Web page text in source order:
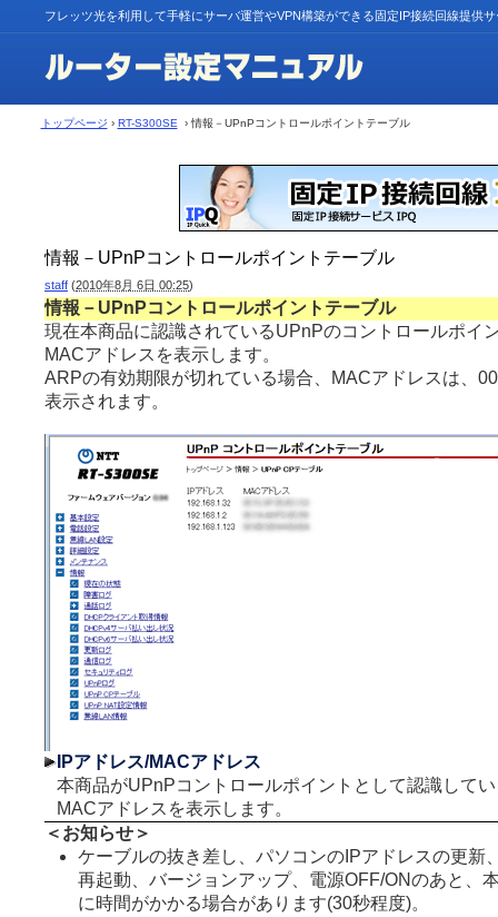
フレッツ光を利用して手軽にサーバ運営やVPN構築ができる固定IP接続回線提供
トップページ › RT-S300SE › 情報－UPnPコントロールポイントテーブル
情報－UPnPコントロールポイントテーブル
staff (2010年8月 6日 00:25)
情報－UPnPコントロールポイントテーブル
現在本商品に認識されているUPnPのコントロールポイ
MACアドレスを表示します。
ARPの有効期限が切れている場合、MACアドレスは、
表示されます。
IPアドレス/MACアドレス
本商品がUPnPコントロールポイントとして認識して
MACアドレスを表示します。
＜お知らせ＞
ケーブルの抜き差し、パソコンのIPアドレスの更新
再起動、バージョンアップ、電源OFF/ONのあと、
に時間がかかる場合があります(30秒程度)。